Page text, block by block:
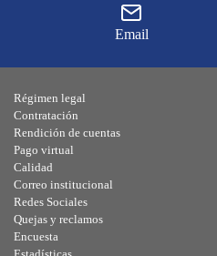
Email
Régimen legal
Contratación
Rendición de cuentas
Pago virtual
Calidad
Correo institucional
Redes Sociales
Quejas y reclamos
Encuesta